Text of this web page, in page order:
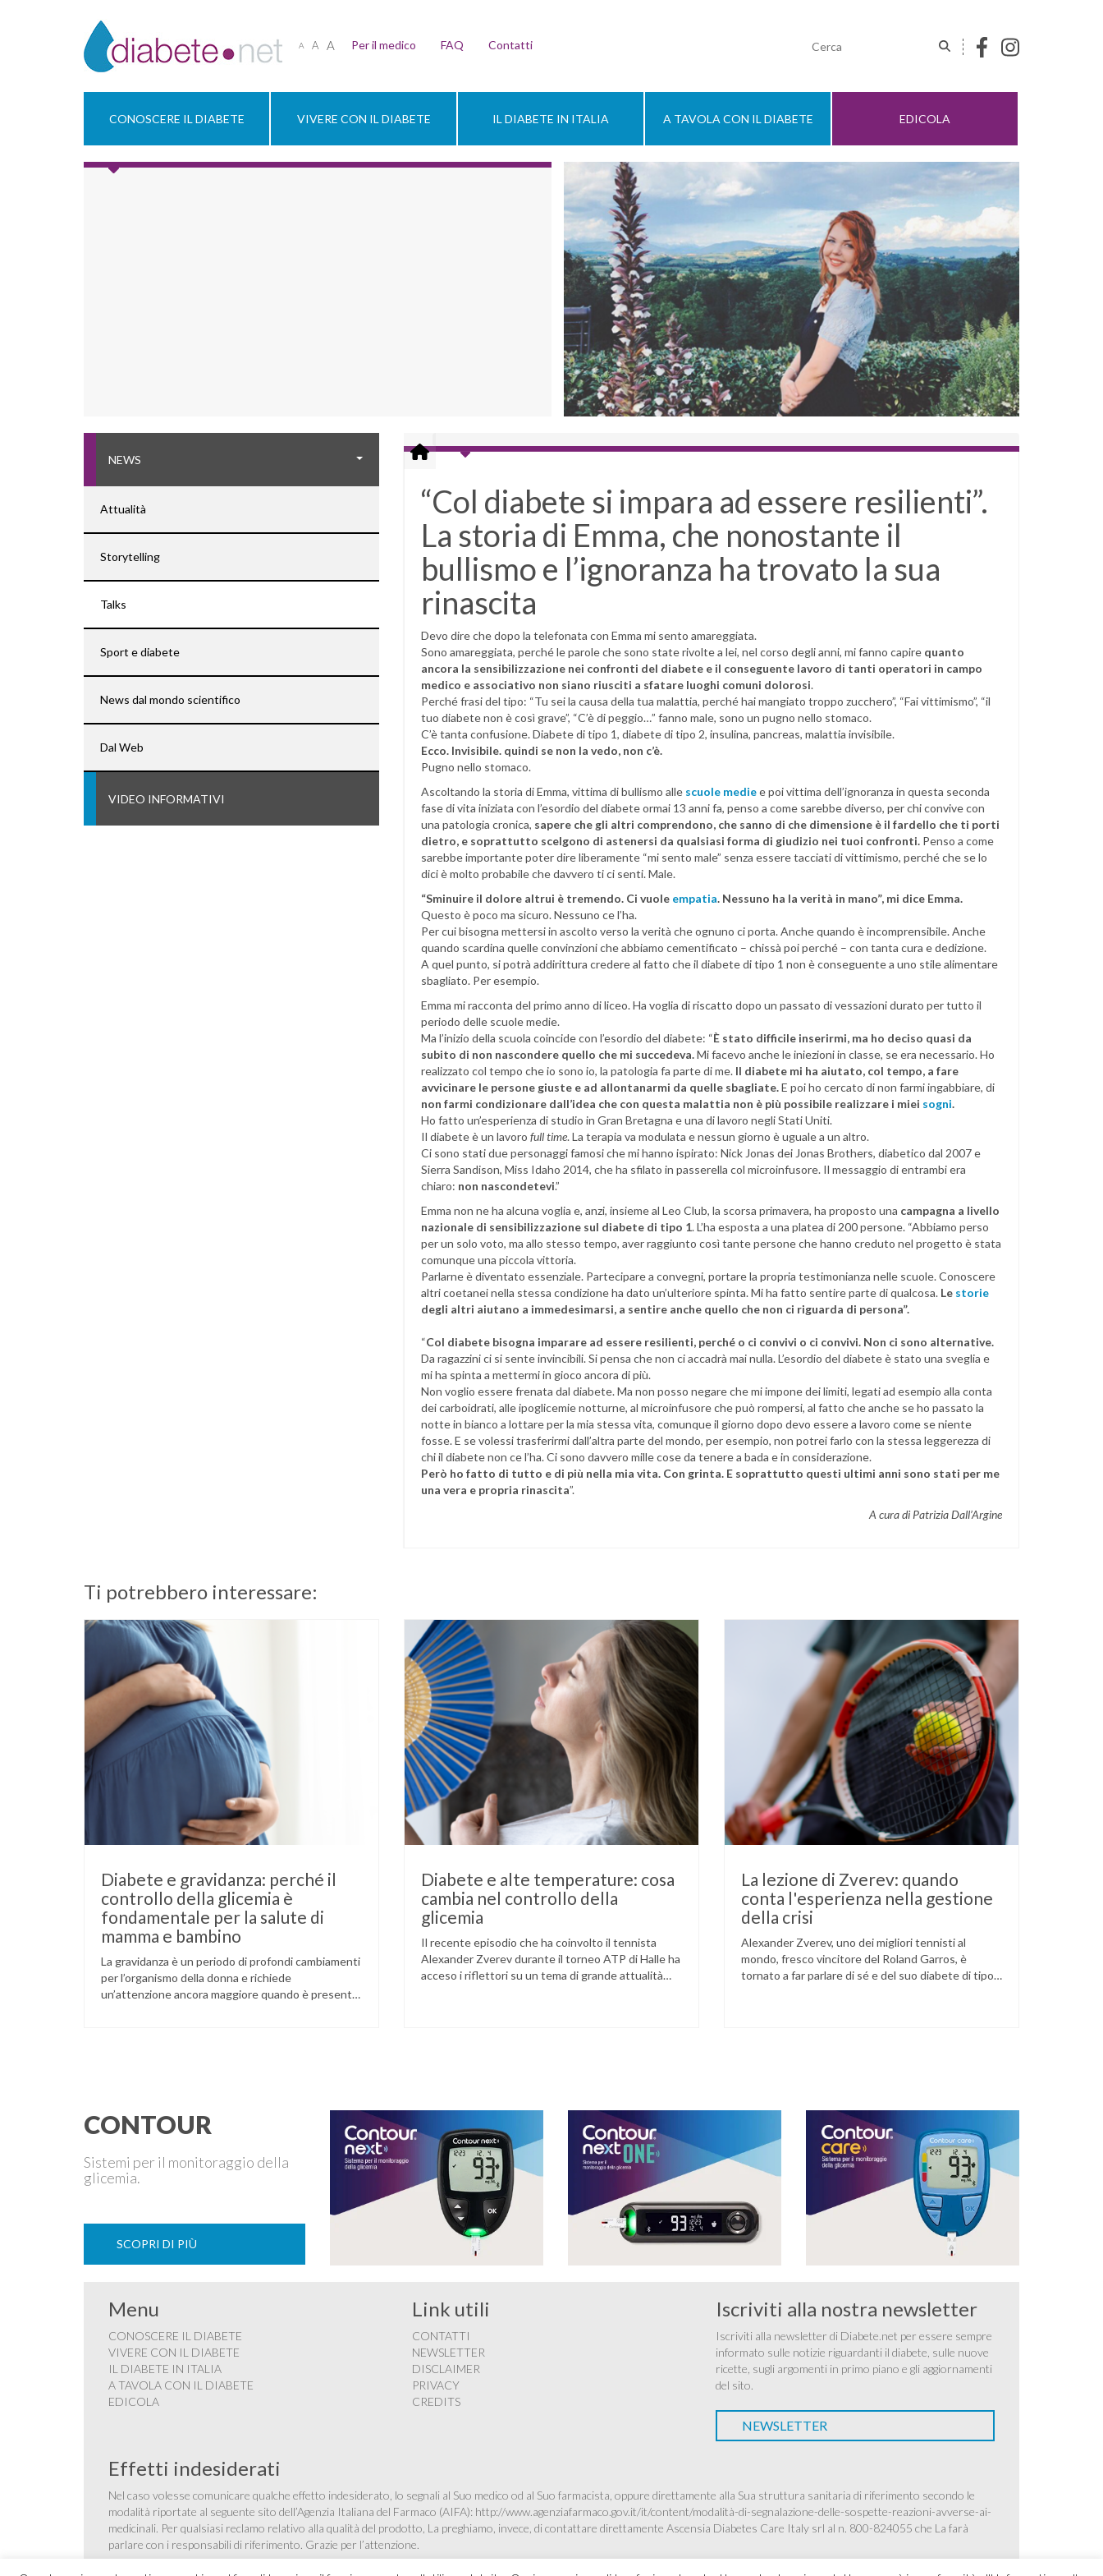
A A A Per il medico FAQ Contatti
CONOSCERE IL DIABETE VIVERE CON IL DIABETE IL DIABETE IN ITALIA A TAVOLA CON IL DIABETE EDICOLA
NEWS
Attualità
Storytelling
Talks
Sport e diabete
News dal mondo scientifico
Dal Web
VIDEO INFORMATIVI
“Col diabete si impara ad essere resilienti”.
La storia di Emma, che nonostante il
bullismo e l’ignoranza ha trovato la sua
rinascita
Devo dire che dopo la telefonata con Emma mi sento amareggiata.
Sono amareggiata, perché le parole che sono state rivolte a lei, nel corso degli anni, mi fanno capire quanto
ancora la sensibilizzazione nei confronti del diabete e il conseguente lavoro di tanti operatori in campo
medico e associativo non siano riusciti a sfatare luoghi comuni dolorosi.
Perché frasi del tipo: “Tu sei la causa della tua malattia, perché hai mangiato troppo zucchero”, “Fai vittimismo”, “il
tuo diabete non è così grave”, “C’è di peggio…” fanno male, sono un pugno nello stomaco.
C’è tanta confusione. Diabete di tipo 1, diabete di tipo 2, insulina, pancreas, malattia invisibile.
Ecco. Invisibile. quindi se non la vedo, non c’è.
Pugno nello stomaco.
Ascoltando la storia di Emma, vittima di bullismo alle scuole mediee poi vittima dell’ignoranza in questa seconda
fase di vita iniziata con l’esordio del diabete ormai 13 anni fa, penso a come sarebbe diverso, per chi convive con
una patologia cronica, sapere che gli altri comprendono, che sanno di che dimensione è il fardello che ti porti
dietro, e soprattutto scelgono di astenersi da qualsiasi forma di giudizio nei tuoi confronti. Penso a come
sarebbe importante poter dire liberamente “mi sento male” senza essere tacciati di vittimismo, perché che se lo
dici è molto probabile che davvero ti ci senti. Male.
“Sminuire il dolore altrui è tremendo. Ci vuole empatia. Nessuno ha la verità in mano”, mi dice Emma.
Questo è poco ma sicuro. Nessuno ce l’ha.
Per cui bisogna mettersi in ascolto verso la verità che ognuno ci porta. Anche quando è incomprensibile. Anche
quando scardina quelle convinzioni che abbiamo cementificato – chissà poi perché – con tanta cura e dedizione.
A quel punto, si potrà addirittura credere al fatto che il diabete di tipo 1 non è conseguente a uno stile alimentare
sbagliato. Per esempio.
Emma mi racconta del primo anno di liceo. Ha voglia di riscatto dopo un passato di vessazioni durato per tutto il
periodo delle scuole medie.
Ma l’inizio della scuola coincide con l’esordio del diabete: “È stato difficile inserirmi, ma ho deciso quasi da
subito di non nascondere quello che mi succedeva.Mi facevo anche le iniezioni in classe, se era necessario. Ho
realizzato col tempo che io sono io, la patologia fa parte di me. Il diabete mi ha aiutato, col tempo, a fare
avvicinare le persone giuste e ad allontanarmi da quelle sbagliate.E poi ho cercato di non farmi ingabbiare, di
non farmi condizionare dall’idea che con questa malattia non è più possibile realizzare i miei sogni.
Ho fatto un’esperienza di studio in Gran Bretagna e una di lavoro negli Stati Uniti.
Il diabete è un lavoro full time. La terapia va modulata e nessun giorno è uguale a un altro.
Ci sono stati due personaggi famosi che mi hanno ispirato: Nick Jonas dei Jonas Brothers, diabetico dal 2007 e
Sierra Sandison, Miss Idaho 2014, che ha sfilato in passerella col microinfusore. Il messaggio di entrambi era
chiaro: non nascondetevi.”
Emma non ne ha alcuna voglia e, anzi, insieme al Leo Club, la scorsa primavera, ha proposto una campagna a livello
nazionale di sensibilizzazione sul diabete di tipo 1. L’ha esposta a una platea di 200 persone. “Abbiamo perso
per un solo voto, ma allo stesso tempo, aver raggiunto così tante persone che hanno creduto nel progetto è stata
comunque una piccola vittoria.
Parlarne è diventato essenziale. Partecipare a convegni, portare la propria testimonianza nelle scuole. Conoscere
altri coetanei nella stessa condizione ha dato un’ulteriore spinta. Mi ha fatto sentire parte di qualcosa. Le storie
degli altri aiutano a immedesimarsi, a sentire anche quello che non ci riguarda di persona”.
“Col diabete bisogna imparare ad essere resilienti, perché o ci convivi o ci convivi. Non ci sono alternative.
Da ragazzini ci si sente invincibili. Si pensa che non ci accadrà mai nulla. L’esordio del diabete è stato una sveglia e
mi ha spinta a mettermi in gioco ancora di più.
Non voglio essere frenata dal diabete. Ma non posso negare che mi impone dei limiti, legati ad esempio alla conta
dei carboidrati, alle ipoglicemie notturne, al microinfusore che può rompersi, al fatto che anche se ho passato la
notte in bianco a lottare per la mia stessa vita, comunque il giorno dopo devo essere a lavoro come se niente
fosse. E se volessi trasferirmi dall’altra parte del mondo, per esempio, non potrei farlo con la stessa leggerezza di
chi il diabete non ce l’ha. Ci sono davvero mille cose da tenere a bada e in considerazione.
Però ho fatto di tutto e di più nella mia vita. Con grinta. E soprattutto questi ultimi anni sono stati per me
una vera e propria rinascita”.
A cura di Patrizia Dall’Argine
Ti potrebbero interessare:
Diabete e gravidanza: perché il
controllo della glicemia è
fondamentale per la salute di
mamma e bambino
La gravidanza è un periodo di profondi cambiamenti
per l’organismo della donna e richiede
un’attenzione ancora maggiore quando è presente
Diabete e alte temperature: cosa
cambia nel controllo della
glicemia
Il recente episodio che ha coinvolto il tennista
Alexander Zverev durante il torneo ATP di Halle ha
acceso i riflettori su un tema di grande attualità
La lezione di Zverev: quando
conta l'esperienza nella gestione
della crisi
Alexander Zverev, uno dei migliori tennisti al
mondo, fresco vincitore del Roland Garros, è
tornato a far parlare di sé e del suo diabete di tipo
CONTOUR
Sistemi per il monitoraggio della
glicemia.
SCOPRI DI PIÙ
Menu
CONOSCERE IL DIABETE
VIVERE CON IL DIABETE
IL DIABETE IN ITALIA
A TAVOLA CON IL DIABETE
EDICOLA
Link utili
CONTATTI
NEWSLETTER
DISCLAIMER
PRIVACY
CREDITS
Iscriviti alla nostra newsletter
Iscriviti alla newsletter di Diabete.net per essere sempre
informato sulle notizie riguardanti il diabete, sulle nuove
ricette, sugli argomenti in primo piano e gli aggiornamenti
del sito.
NEWSLETTER
Effetti indesiderati
Nel caso volesse comunicare qualche effetto indesiderato, lo segnali al Suo medico od al Suo farmacista, oppure direttamente alla Sua struttura sanitaria di riferimento secondo le
modalità riportate al seguente sito dell’Agenzia Italiana del Farmaco (AIFA): http://www.agenziafarmaco.gov.it/it/content/modalità-di-segnalazione-delle-sospette-reazioni-avverse-ai-
medicinali. Per qualsiasi reclamo relativo alla qualità del prodotto, La preghiamo, invece, di contattare direttamente Ascensia Diabetes Care Italy srl al n. 800-824055 che La farà
parlare con i responsabili di riferimento. Grazie per l’attenzione.